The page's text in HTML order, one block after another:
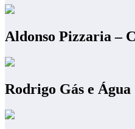
Aldonso Pizzaria –
Rodrigo Gás e Água